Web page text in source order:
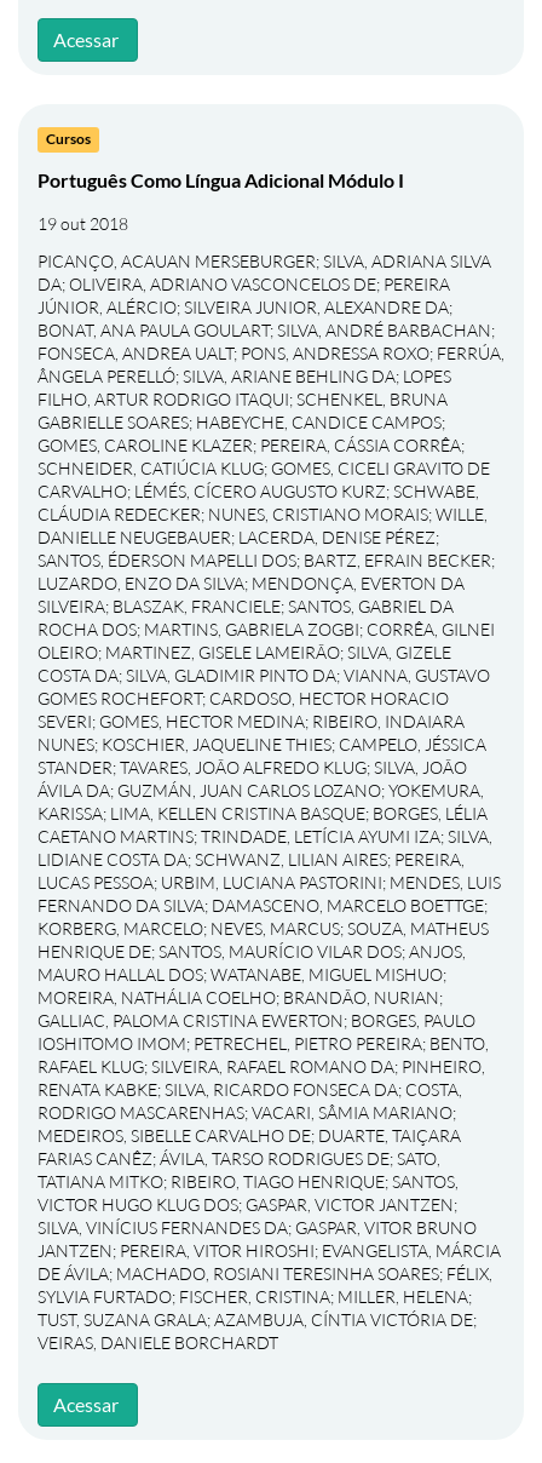
Acessar
Cursos
Português Como Língua Adicional Módulo I
19 out 2018
PICANÇO, ACAUAN MERSEBURGER;SILVA, ADRIANA SILVA
DA;OLIVEIRA, ADRIANO VASCONCELOS DE; PEREIRA
JÚNIOR, ALÉRCIO;SILVEIRA JUNIOR, ALEXANDRE DA;
BONAT, ANA PAULA GOULART;SILVA, ANDRÉ BARBACHAN;
FONSECA, ANDREA UALT; PONS, ANDRESSA ROXO; FERRÚA,
ÂNGELA PERELLÓ;SILVA, ARIANE BEHLING DA; LOPES
FILHO, ARTUR RODRIGO ITAQUI;SCHENKEL, BRUNA
GABRIELLE SOARES; HABEYCHE, CANDICE CAMPOS;
GOMES, CAROLINE KLAZER; PEREIRA, CÁSSIA CORRÊA;
SCHNEIDER, CATIÚCIA KLUG; GOMES, CICELI GRAVITO DE
CARVALHO; LÉMÉS, CÍCERO AUGUSTO KURZ;SCHWABE,
CLÁUDIA REDECKER; NUNES, CRISTIANO MORAIS;WILLE,
DANIELLE NEUGEBAUER; LACERDA, DENISE PÉREZ;
SANTOS, ÉDERSON MAPELLI DOS; BARTZ, EFRAIN BECKER;
LUZARDO, ENZO DA SILVA; MENDONÇA, EVERTON DA
SILVEIRA; BLASZAK, FRANCIELE;SANTOS, GABRIEL DA
ROCHA DOS; MARTINS, GABRIELA ZOGBI; CORRÊA, GILNEI
OLEIRO; MARTINEZ, GISELE LAMEIRÃO;SILVA, GIZELE
COSTA DA;SILVA, GLADIMIR PINTO DA;VIANNA, GUSTAVO
GOMES ROCHEFORT; CARDOSO, HECTOR HORACIO
SEVERI; GOMES, HECTOR MEDINA; RIBEIRO, INDAIARA
NUNES; KOSCHIER, JAQUELINE THIES; CAMPELO, JÉSSICA
STANDER;TAVARES, JOÃO ALFREDO KLUG;SILVA, JOÃO
ÁVILA DA; GUZMÁN, JUAN CARLOS LOZANO;YOKEMURA,
KARISSA; LIMA, KELLEN CRISTINA BASQUE; BORGES, LÉLIA
CAETANO MARTINS;TRINDADE, LETÍCIA AYUMI IZA;SILVA,
LIDIANE COSTA DA;SCHWANZ, LILIAN AIRES; PEREIRA,
LUCAS PESSOA; URBIM, LUCIANA PASTORINI; MENDES, LUIS
FERNANDO DA SILVA; DAMASCENO, MARCELO BOETTGE;
KORBERG, MARCELO; NEVES, MARCUS;SOUZA, MATHEUS
HENRIQUE DE;SANTOS, MAURÍCIO VILAR DOS;ANJOS,
MAURO HALLAL DOS;WATANABE, MIGUEL MISHUO;
MOREIRA, NATHÁLIA COELHO; BRANDÃO, NURIAN;
GALLIAC, PALOMA CRISTINA EWERTON; BORGES, PAULO
IOSHITOMO IMOM; PETRECHEL, PIETRO PEREIRA; BENTO,
RAFAEL KLUG;SILVEIRA, RAFAEL ROMANO DA; PINHEIRO,
RENATA KABKE;SILVA, RICARDO FONSECA DA; COSTA,
RODRIGO MASCARENHAS;VACARI, SÂMIA MARIANO;
MEDEIROS, SIBELLE CARVALHO DE; DUARTE, TAIÇARA
FARIAS CANÊZ;ÁVILA, TARSO RODRIGUES DE;SATO,
TATIANA MITKO; RIBEIRO, TIAGO HENRIQUE;SANTOS,
VICTOR HUGO KLUG DOS; GASPAR, VICTOR JANTZEN;
SILVA, VINÍCIUS FERNANDES DA; GASPAR, VITOR BRUNO
JANTZEN; PEREIRA, VITOR HIROSHI; EVANGELISTA, MÁRCIA
DE ÁVILA; MACHADO, ROSIANI TERESINHA SOARES; FÉLIX,
SYLVIA FURTADO; FISCHER, CRISTINA; MILLER, HELENA;
TUST, SUZANA GRALA;AZAMBUJA, CÍNTIA VICTÓRIA DE;
VEIRAS, DANIELE BORCHARDT
Acessar